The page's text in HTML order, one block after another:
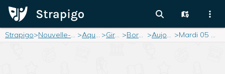
Strapigo> Nouvelle-Aquitaine > Aquitaine > Gironde > Bordeaux > Aujourd'hui > Mardi 05 août 2025